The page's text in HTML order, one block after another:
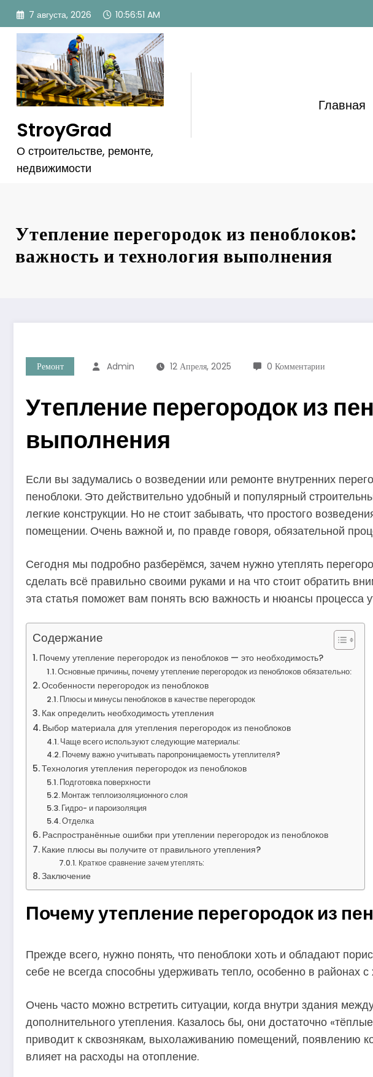
Перейти
содержимому
7 августа, 2026 10:56:52 AM
StroyGrad
О строительстве, ремонте,
недвижимости
Главная
Утепление перегородок из пеноблоков:
важность и технология выполнения
Ремонт Admin 12 Апреля, 2025 0 Комментарии
Утепление перегородок из
выполнения
Если вы задумались о возведении или ремонте внутренних
пеноблоки. Это действительно удобный и популярный
легкие конструкции. Но не стоит забывать, что простого
помещении. Очень важной и, по правде говоря, обязательной
Сегодня мы подробно разберёмся, зачем нужно утеплять
сделать всё правильно своими руками и на что стоит обратить
эта статья поможет вам понять всю важность и нюансы процесса
Содержание
Почему утепление перегородок из пеноблоков — это необходимость?
Основные причины, почему утепление перегородок из пеноблоков обязательно:
Особенности перегородок из пеноблоков
Плюсы и минусы пеноблоков в качестве перегородок
Как определить необходимость утепления
Выбор материала для утепления перегородок из пеноблоков
Чаще всего используют следующие материалы:
Почему важно учитывать паропроницаемость утеплителя?
Технология утепления перегородок из пеноблоков
Подготовка поверхности
Монтаж теплоизоляционного слоя
Гидро- и пароизоляция
Отделка
Распространённые ошибки при утеплении перегородок из пеноблоков
Какие плюсы вы получите от правильного утепления?
Краткое сравнение зачем утеплять:
Заключение
Почему утепление перегородок из
Прежде всего, нужно понять, что пеноблоки хоть и обладают
себе не всегда способны удерживать тепло, особенно в
Очень часто можно встретить ситуации, когда внутри здания
дополнительного утепления. Казалось бы, они достаточно
приводит к сквознякам, выхолаживанию помещений, появлению
влияет на расходы на отопление.